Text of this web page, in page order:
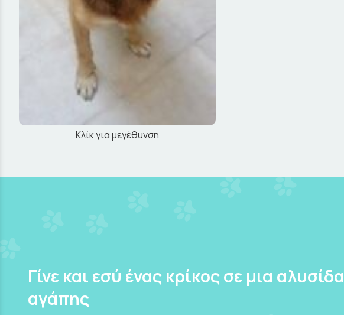
Κλίκ για μεγέθυνση
Γίνε και εσύ ένας κρίκος σε μια αλυσίδα
αγάπης